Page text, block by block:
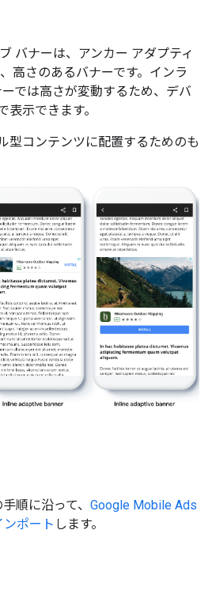
バナーは、アンカー アダプティ
高さのあるバナーです。インラ
では高さが変動するため、デバ
示できます。
型コンテンツに配置するためのも
手順に沿って、 Google Mobile Ads
ンポート します。